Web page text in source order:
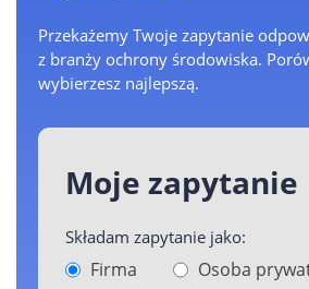
Przekażemy Twoje zapytanie
z branży ochrony środowiska.
wybierzesz najlepszą.
Moje zapytanie
Składam zapytanie jako:
Firma Osoba